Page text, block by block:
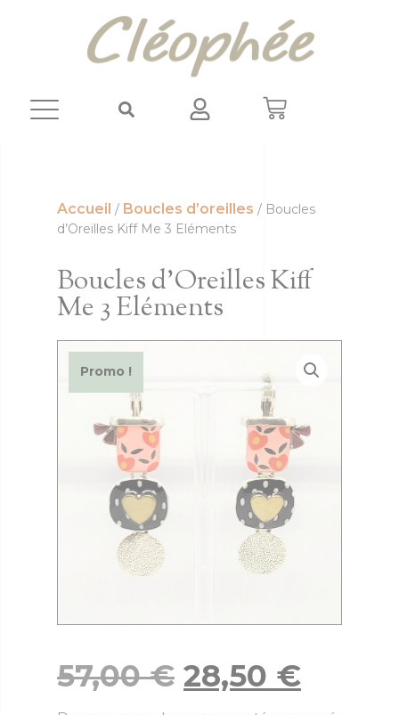
Accueil / Boucles d’oreilles / Boucles
d’Oreilles Kiff Me 3 Eléments
Boucles d’Oreilles Kiff
Me 3 Eléments
Promo !
57,00€ 28,50 €